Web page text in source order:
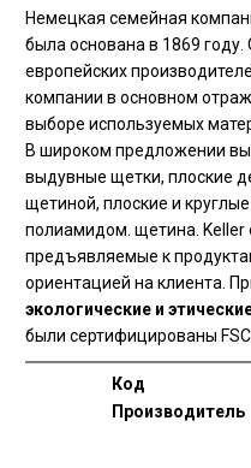
Немецкая семейная
была основана в 1869
европейских
компании в основном
выборе используемых
В широком предложении
выдувные щетки, плоские
щетиной, плоские и
полиамидом. щетина. Keller
предъявляемые к
ориентацией на клиента.
экологические и
были сертифицированы
Код
Производитель